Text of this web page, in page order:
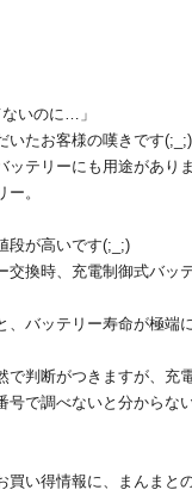
いのに…」
いたお客様の嘆きです(;_;)
テリーにも用途がありま
。
段が高いです(;_;)
交換時、充電制御式バッ
、バッテリー寿命が極
で判断がつきますが、充
で調べないと分からない
買い得情報に、まんまと